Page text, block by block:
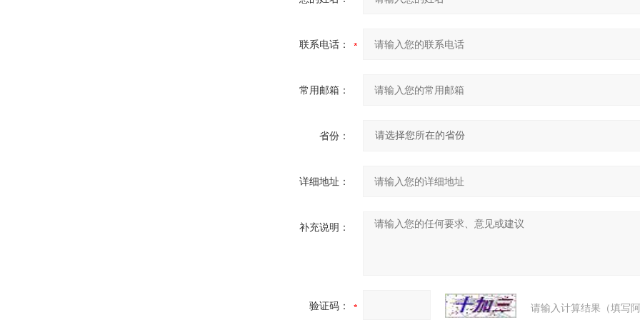
联系电话：
常用邮箱：
省份：
详细地址：
补充说明：
验证码： 请输入计算结果（填写